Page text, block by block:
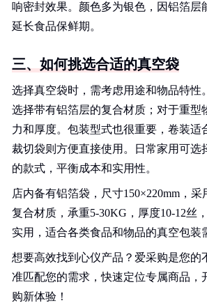
响密封效果。颜色多为银色，因铝箔层
延长食品保鲜期。
三、如何挑选合适的真空袋
选择真空袋时，需考虑用途和物品特性
选择带有铝箔层的复合材质；对于重型
力和厚度。包装型式也很重要，卷装适
裁切袋则方便直接使用。日常家用可选
的款式，平衡成本和实用性。
店内备有铝箔袋，尺寸150×220mm，采
复合材质，承重5-30KG，厚度10-12丝
实用，适合各类食品和物品的真空包装
想要高效找到心仪产品？爱采购是您的
准匹配您的需求，快速定位专属商品，
购新体验！